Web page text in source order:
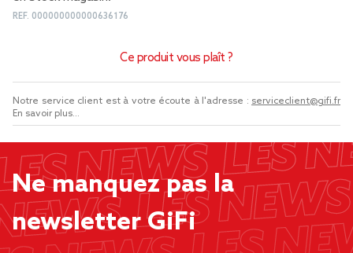
REF. 000000000000636176
Ce produit vous plaît ?
Notre service client est à votre écoute à l'adresse : serviceclient@gifi.fr
En savoir plus...
Ne manquez pas la
newsletter GiFi